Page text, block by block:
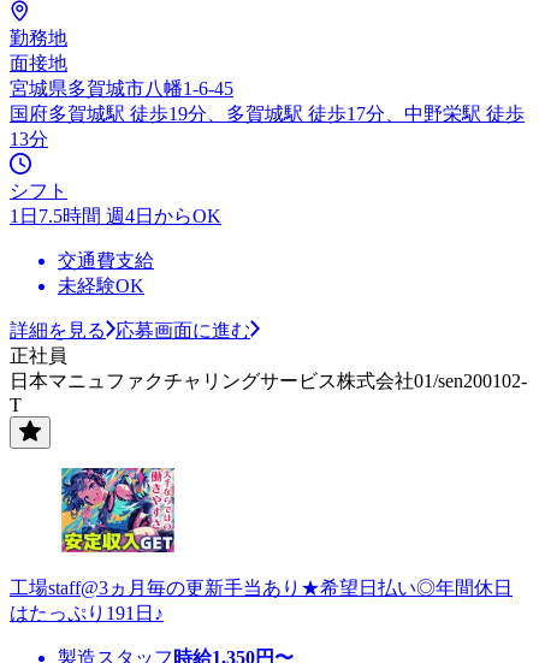
勤務地
面接地
宮城県多賀城市八幡1-6-45
国府多賀城駅 徒歩19分、多賀城駅 徒歩17分、中野栄駅 徒歩
13分
シフト
1日7.5時間 週4日からOK
交通費支給
未経験OK
詳細を見る
応募画面に進む
正社員
日本マニュファクチャリングサービス株式会社01/sen200102-
T
工場staff@3ヵ月毎の更新手当あり★希望日払い◎年間休日
はたっぷり191日♪
製造スタッフ 時給1,350円〜